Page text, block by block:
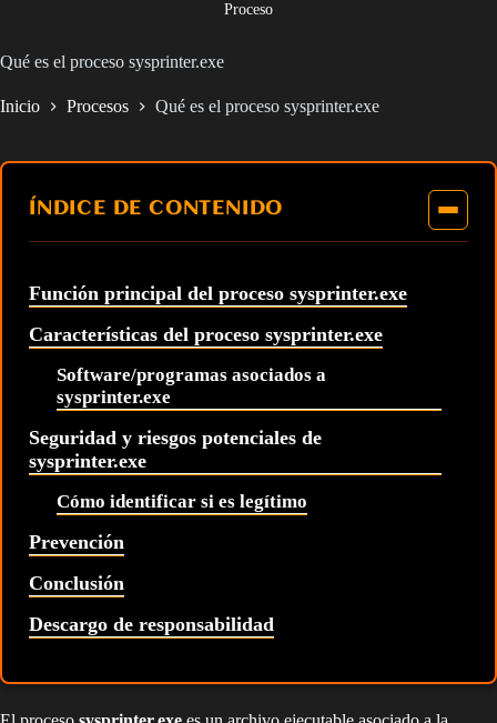
Proceso
Qué es el proceso sysprinter.exe
Inicio Procesos Qué es el proceso sysprinter.exe
ÍNDICE DE CONTENIDO
Función principal del proceso sysprinter.exe
Características del proceso sysprinter.exe
Software/programas asociados a
sysprinter.exe
Seguridad y riesgos potenciales de
sysprinter.exe
Cómo identificar si es legítimo
Prevención
Conclusión
Descargo de responsabilidad